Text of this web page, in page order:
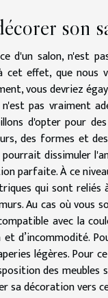
son
d'un salon, n'est
effet, que nous
vous devriez
pas vraiment
d'opter pour
des formes et
dissimuler
parfaite. À ce
qui sont
Au cas où vous
avec la
d’incommodité.
légères. Pour
des meubles
sa décoration vers